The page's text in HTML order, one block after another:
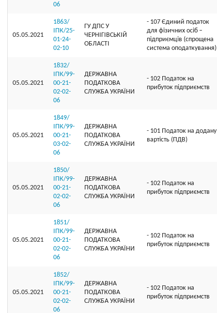
06
05.05.2021
1863/
ІПК/25-
01-24-
02-10
ГУ ДПС У
ЧЕРНІГІВСЬКІЙ
ОБЛАСТІ
- 107 Єдиний податок
для фізичних осіб –
підприємців (спрощена
система оподаткування)
05.05.2021
1832/
ІПК/99-
00-21-
02-02-
06
ДЕРЖАВНА
ПОДАТКОВА
СЛУЖБА УКРАЇНИ
- 102 Податок на
прибуток підприємств
05.05.2021
1849/
ІПК/99-
00-21-
03-02-
06
ДЕРЖАВНА
ПОДАТКОВА
СЛУЖБА УКРАЇНИ
- 101 Податок на додану
вартість (ПДВ)
05.05.2021
1850/
ІПК/99-
00-21-
02-02-
06
ДЕРЖАВНА
ПОДАТКОВА
СЛУЖБА УКРАЇНИ
- 102 Податок на
прибуток підприємств
05.05.2021
1851/
ІПК/99-
00-21-
02-02-
06
ДЕРЖАВНА
ПОДАТКОВА
СЛУЖБА УКРАЇНИ
- 102 Податок на
прибуток підприємств
05.05.2021
1852/
ІПК/99-
00-21-
02-02-
06
ДЕРЖАВНА
ПОДАТКОВА
СЛУЖБА УКРАЇНИ
- 102 Податок на
прибуток підприємств